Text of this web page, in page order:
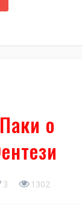
о
3 1302